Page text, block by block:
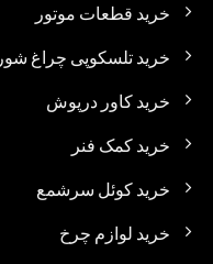
خرید قطعات موتور
خرید تلسکوپی چراغ شور
خرید کاور درپوش
خرید کمک فنر
خرید کوئل سرشمع
خرید لوازم چرخ